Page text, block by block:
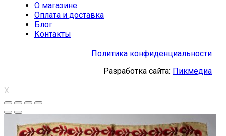
О магазине
Оплата и доставка
Блог
Контакты
Политика конфиденциальности
Разработка сайта: Пикмедиа
X